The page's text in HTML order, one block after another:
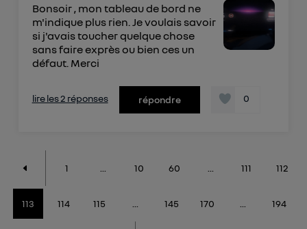
Bonsoir , mon tableau de bord ne
m'indique plus rien. Je voulais savoir
si j'avais toucher quelque chose
sans faire exprès ou bien ces un
défaut. Merci
lire les 2 réponses répondre 0
1 10 60 111 112
113 114 115 145 170 194